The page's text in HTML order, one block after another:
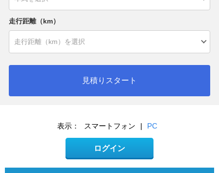
走行距離（km）
見積りスタート
表示： スマートフォン | PC
ログイン